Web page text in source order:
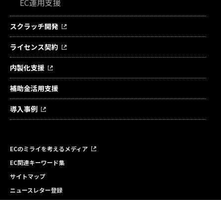
EC運用支援
スクラッチ開発
ライセンス契約
内製化支援
補助金活用支援
導入事例
ECのミライを考えるメディア
EC関連キーワード集
サイトマップ
ニュースレター登録